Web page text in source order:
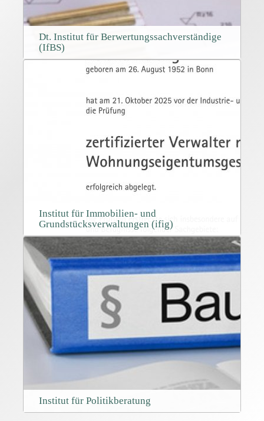
Dt. Institut für Berwertungssachverständige
(IfBS)
Institut für Immobilien- und
Grundstücksverwaltungen (ifig)
Institut für Politikberatung